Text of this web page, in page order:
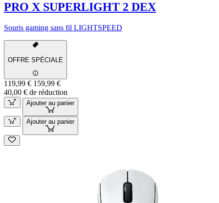
PRO X SUPERLIGHT 2 DEX
Souris gaming sans fil LIGHTSPEED
OFFRE SPÉCIALE
119,99 € 159,99 €
40,00 € de réduction
Ajouter au panier
Ajouter au panier